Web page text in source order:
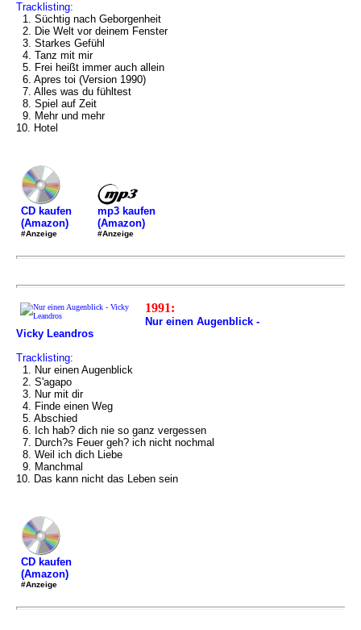
Tracklisting:
1. Süchtig nach Geborgenheit
2. Die Welt vor deinem Fenster
3. Starkes Gefühl
4. Tanz mit mir
5. Frei heißt immer auch allein
6. Apres toi (Version 1990)
7. Alles was du fühltest
8. Spiel auf Zeit
9. Mehr und mehr
10. Hotel
CD kaufen
(Amazon)
#Anzeige
mp3 kaufen
(Amazon)
#Anzeige
1991:
Nur einen Augenblick -
Vicky Leandros
Tracklisting:
1. Nur einen Augenblick
2. S'agapo
3. Nur mit dir
4. Finde einen Weg
5. Abschied
6. Ich hab? dich nie so ganz vergessen
7. Durch?s Feuer geh? ich nicht nochmal
8. Weil ich dich Liebe
9. Manchmal
10. Das kann nicht das Leben sein
CD kaufen
(Amazon)
#Anzeige